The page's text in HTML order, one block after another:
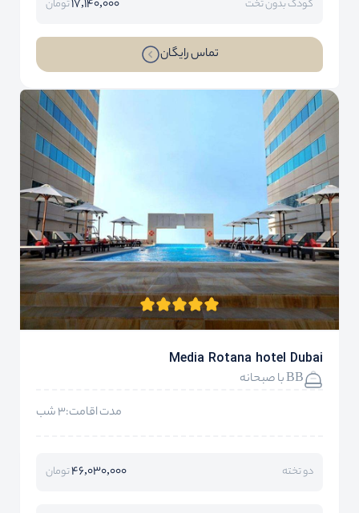
کودک بدون تخت 17,140,000تومان
تماس رایگان
Media Rotana hotel Dubai
BB با صبحانه
مدت اقامت:3 شب
دو تخته 46,030,000تومان